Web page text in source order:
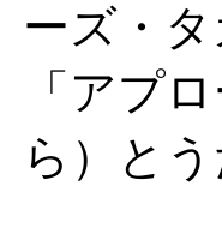
ーズ・
「アプ
ら）とう